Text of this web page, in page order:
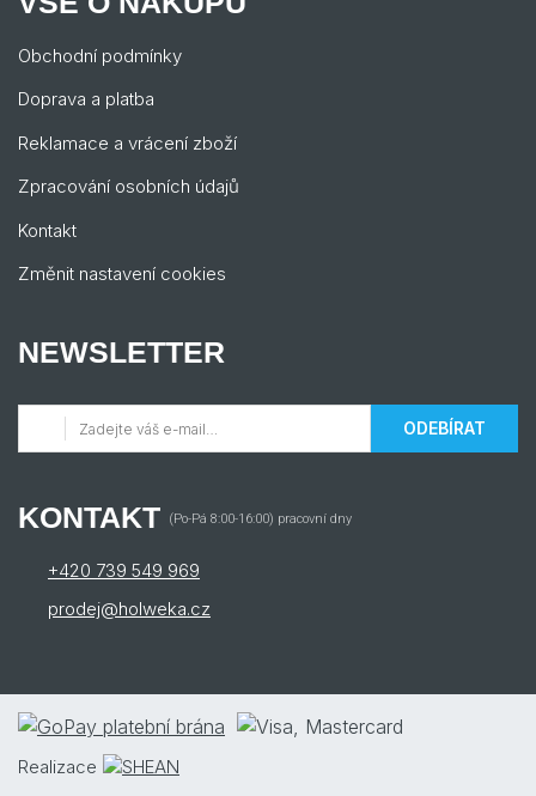
Obchodní podmínky
Doprava a platba
Reklamace a vrácení zboží
Zpracování osobních údajů
Kontakt
Změnit nastavení cookies
NEWSLETTER
ODEBÍRAT
KONTAKT (Po-Pá 8:00-16:00) pracovní dny
+420 739 549 969
prodej@holweka.cz
Realizace